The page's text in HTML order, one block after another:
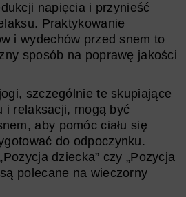
napięcia i przynieść
Praktykowanie
i wydechów przed snem to
sposób na poprawę jakości
szczególnie te skupiające
i relaksacji, mogą być
aby pomóc ciału się
do odpoczynku.
dziecka” czy „Pozycja
polecane na wieczorny